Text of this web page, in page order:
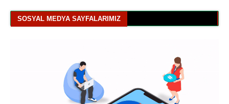
SOSYAL MEDYA SAYFALARIMIZ